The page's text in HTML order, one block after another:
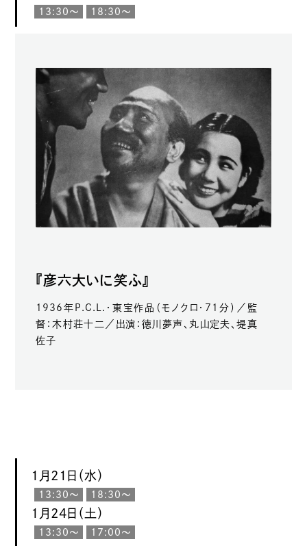
13:30〜 18:30〜
『彦六大いに笑ふ』
1936年P.C.L.・東宝作品（モノクロ・71分）／監
督：木村荘十二／出演：徳川夢声、丸山定夫、堤真
佐子
1月21日（水）
13:30〜 18:30〜
1月24日（土）
13:30〜 17:00〜